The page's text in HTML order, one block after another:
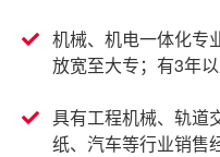
机械、机电一体化专
放宽至大专；有3年以
具有工程机械、轨道
纸、汽车等行业销售